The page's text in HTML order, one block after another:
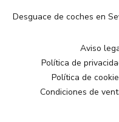
Desguace de coches en
Aviso
Política de
Política de
Condiciones de